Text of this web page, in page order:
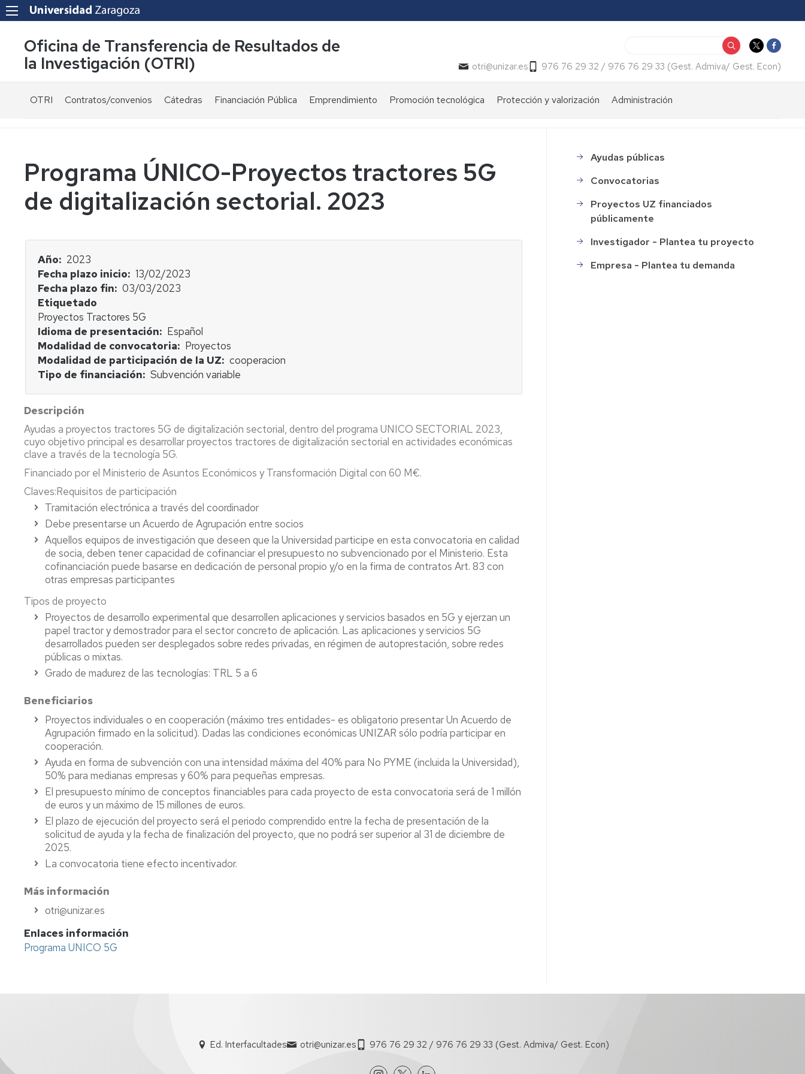
Oficina de Transferencia de Resultados de
la Investigación (OTRI)
otri@unizar.es 976 76 29 32 / 976 76 29 33 (Gest. Admiva/ Gest. Econ)
OTRI
Equipo
Servicios
Carta
Colaboraciones
Casos
de
éxito
Indicadores
Contratos/convenios
Normativa
Fiscalidad
y
Factura
proforma
Mecenazgo
Investigador
-
Plantea
tu
proyecto
Empresa
-
Plantea
tu
demanda
Cátedras Financiación Pública
Convocatorias
UZ
financiados
Plantea
tu
demanda
Emprendimiento Promoción tecnológica
Catálogo
Protección y valorización Administración
Certificados
Normativas
Impresos
Recursos
humanos
Programa ÚNICO-Proyectos tractores 5G
de digitalización sectorial. 2023
Año
2023
Fecha plazo inicio
13/02/2023
Fecha plazo fin
03/03/2023
Etiquetado
Proyectos Tractores 5G
Idioma de presentación
Español
Modalidad de convocatoria
Proyectos
Modalidad de participación de la UZ
cooperacion
Tipo de financiación
Subvención variable
Descripción
Ayudas a proyectos tractores 5G de digitalización sectorial, dentro del programa UNICO SECTORIAL 2023,
cuyo objetivo principal es desarrollar proyectos tractores de digitalización sectorial en actividades económicas
clave a través de la tecnología 5G.
Financiado por el Ministerio de Asuntos Económicos y Transformación Digital con 60 M€.
Claves:Requisitos de participación
Tramitación electrónica a través del coordinador
Debe presentarse un Acuerdo de Agrupación entre socios
Aquellos equipos de investigación que deseen que la Universidad participe en esta convocatoria en calidad
de socia, deben tener capacidad de cofinanciar el presupuesto no subvencionado por el Ministerio. Esta
cofinanciación puede basarse en dedicación de personal propio y/o en la firma de contratos Art. 83 con
otras empresas participantes
Tipos de proyecto
Proyectos de desarrollo experimental que desarrollen aplicaciones y servicios basados en 5G y ejerzan un
papel tractor y demostrador para el sector concreto de aplicación. Las aplicaciones y servicios 5G
desarrollados pueden ser desplegados sobre redes privadas, en régimen de autoprestación, sobre redes
públicas o mixtas.
Grado de madurez de las tecnologías: TRL 5 a 6
Beneficiarios
Proyectos individuales o en cooperación (máximo tres entidades- es obligatorio presentar Un Acuerdo de
Agrupación firmado en la solicitud). Dadas las condiciones económicas UNIZAR sólo podría participar en
cooperación.
Ayuda en forma de subvención con una intensidad máxima del 40% para No PYME (incluida la Universidad),
50% para medianas empresas y 60% para pequeñas empresas.
El presupuesto mínimo de conceptos financiables para cada proyecto de esta convocatoria será de 1 millón
de euros y un máximo de 15 millones de euros.
El plazo de ejecución del proyecto será el periodo comprendido entre la fecha de presentación de la
solicitud de ayuda y la fecha de finalización del proyecto, que no podrá ser superior al 31 de diciembre de
2025.
La convocatoria tiene efecto incentivador.
Más información
otri@unizar.es
Enlaces información
Programa UNICO 5G
menu_financiacion
Ayudas públicas
Convocatorias
Proyectos UZ financiados
públicamente
Investigador - Plantea tu proyecto
Empresa - Plantea tu demanda
Ed. Interfacultades otri@unizar.es 976 76 29 32 / 976 76 29 33 (Gest. Admiva/ Gest. Econ)